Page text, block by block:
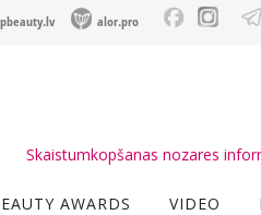
alor.pro
Skaistumkopšanas nozares
AWARDS VIDEO